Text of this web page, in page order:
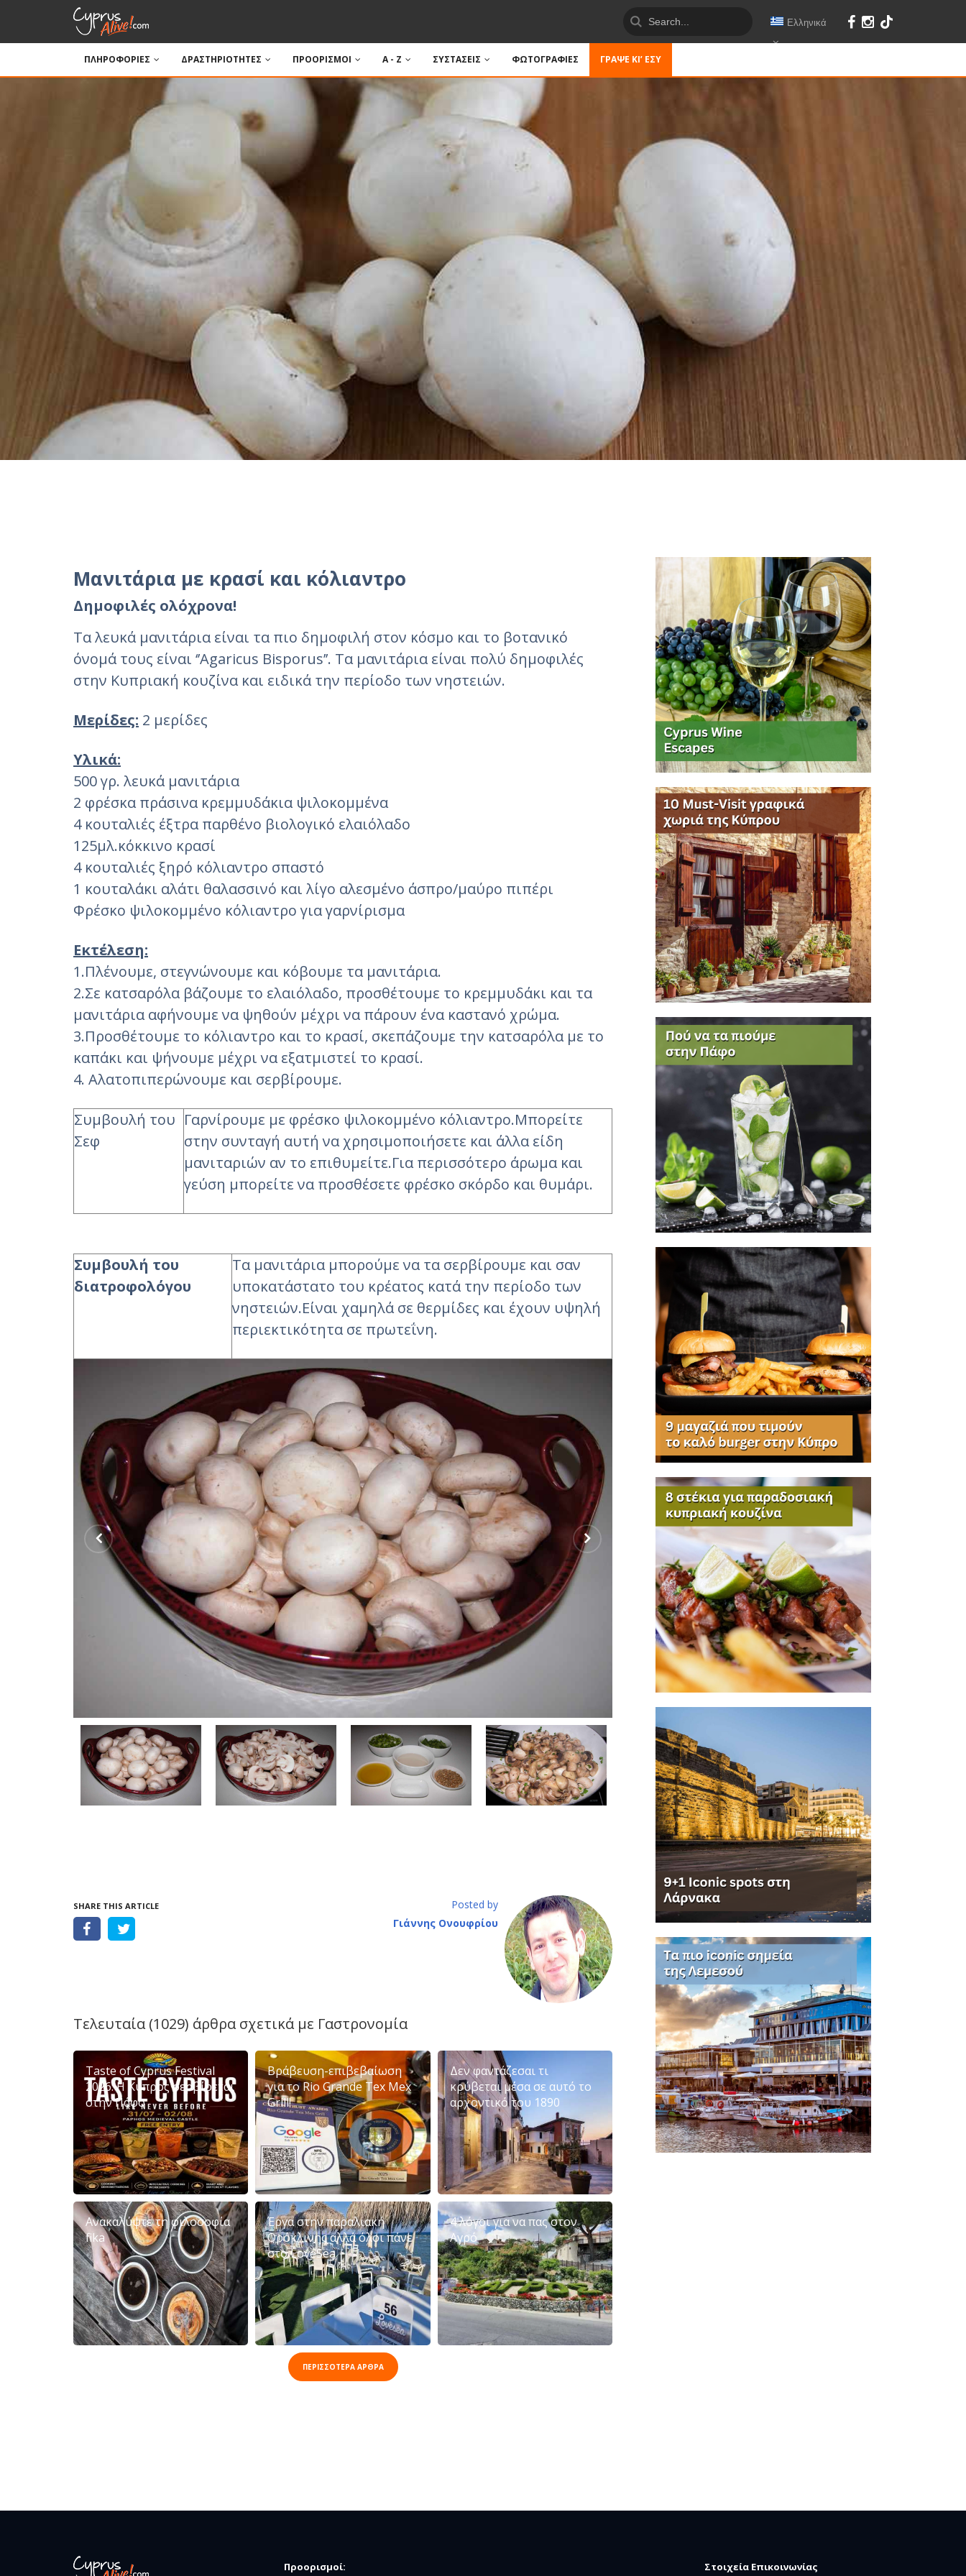
Ελληνικά
ΠΛΗΡΟΦΟΡΙΕΣ ΔΡΑΣΤΗΡΙΟΤΗΤΕΣ ΠΡΟΟΡΙΣΜΟΙ A - Z ΣΥΣΤΑΣΕΙΣ ΦΩΤΟΓΡΑΦΙΕΣ ΓΡΆΨΕ ΚΙ’ ΕΣΎ
Μανιτάρια με κρασί και κόλιαντρο
Δημοφιλές ολόχρονα!
Τα λευκά μανιτάρια είναι τα πιο δημοφιλή στον κόσμο και το βοτανικό
όνομά τους είναι ‘’Agaricus Bisporus’’. Τα μανιτάρια είναι πολύ δημοφιλές
στην Κυπριακή κουζίνα και ειδικά την περίοδο των νηστειών.
Μερίδες: 2 μερίδες
Υλικά:
500 γρ. λευκά μανιτάρια
2 φρέσκα πράσινα κρεμμυδάκια ψιλοκομμένα
4 κουταλιές έξτρα παρθένο βιολογικό ελαιόλαδο
125μλ.κόκκινο κρασί
4 κουταλιές ξηρό κόλιαντρο σπαστό
1 κουταλάκι αλάτι θαλασσινό και λίγο αλεσμένο άσπρο/μαύρο πιπέρι
Φρέσκο ψιλοκομμένο κόλιαντρο για γαρνίρισμα
Εκτέλεση:
1.Πλένουμε, στεγνώνουμε και κόβουμε τα μανιτάρια.
2.Σε κατσαρόλα βάζουμε το ελαιόλαδο, προσθέτουμε το κρεμμυδάκι και τα
μανιτάρια αφήνουμε να ψηθούν μέχρι να πάρουν ένα καστανό χρώμα.
3.Προσθέτουμε το κόλιαντρο και το κρασί, σκεπάζουμε την κατσαρόλα με το
καπάκι και ψήνουμε μέχρι να εξατμιστεί το κρασί.
4. Αλατοπιπερώνουμε και σερβίρουμε.
Συμβουλή του
Σεφ
Γαρνίρουμε με φρέσκο ψιλοκομμένο κόλιαντρο.Μπορείτε
στην συνταγή αυτή να χρησιμοποιήσετε και άλλα είδη
μανιταριών αν το επιθυμείτε.Για περισσότερο άρωμα και
γεύση μπορείτε να προσθέσετε φρέσκο σκόρδο και θυμάρι.
Συμβουλή του
διατροφολόγου
Τα μανιτάρια μπορούμε να τα σερβίρουμε και σαν
υποκατάστατο του κρέατος κατά την περίοδο των
νηστειών.Είναι χαμηλά σε θερμίδες και έχουν υψηλή
περιεκτικότητα σε πρωτεΐνη.
SHARE THIS ARTICLE
Posted by
Γιάννης Ονουφρίου
Τελευταία (1029) άρθρα σχετικά με Γαστρονομία
Taste of Cyprus Festival
2026: Η Κύπρος σερβίρεται
στην Πάφο
Βράβευση-επιβεβαίωση
για το Rio Grande Tex Mex
Grill!
Δεν φαντάζεσαι τι
κρύβεται μέσα σε αυτό το
αρχοντικό του 1890
Ανακαλύψτε τη φιλοσοφία
fika
Έργα στην παραλιακή
Ορόκλινης αλλά όλοι πάνε
στο LoveSea
4 λόγοι για να πας στον
Αγρό
ΠΕΡΙΣΣΟΤΕΡΑ ΑΡΘΡΑ
Προορισμοί: Στοιχεία Επικοινωνίας